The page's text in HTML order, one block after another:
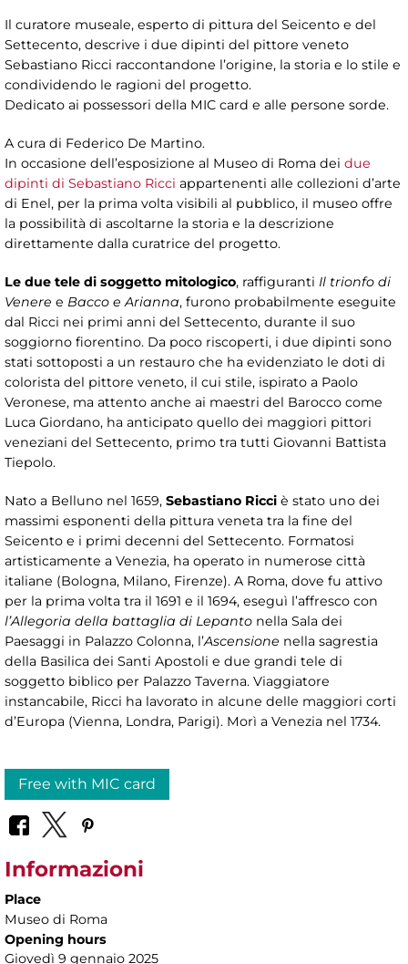
Il curatore museale, esperto di pittura del Seicento e del
Settecento, descrive i due dipinti del pittore veneto
Sebastiano Ricci raccontandone l’origine, la storia e lo stile e
condividendo le ragioni del progetto.
Dedicato ai possessori della MIC card e alle persone sorde.
A cura di Federico De Martino.
In occasione dell’esposizione al Museo di Roma dei due
dipinti di Sebastiano Ricci appartenenti alle collezioni d’arte
di Enel, per la prima volta visibili al pubblico, il museo offre
la possibilità di ascoltarne la storia e la descrizione
direttamente dalla curatrice del progetto.
Le due tele di soggetto mitologico, raffiguranti Il trionfo di
Venere e Bacco e Arianna, furono probabilmente eseguite
dal Ricci nei primi anni del Settecento, durante il suo
soggiorno fiorentino. Da poco riscoperti, i due dipinti sono
stati sottoposti a un restauro che ha evidenziato le doti di
colorista del pittore veneto, il cui stile, ispirato a Paolo
Veronese, ma attento anche ai maestri del Barocco come
Luca Giordano, ha anticipato quello dei maggiori pittori
veneziani del Settecento, primo tra tutti Giovanni Battista
Tiepolo.
Nato a Belluno nel 1659, Sebastiano Ricci è stato uno dei
massimi esponenti della pittura veneta tra la fine del
Seicento e i primi decenni del Settecento. Formatosi
artisticamente a Venezia, ha operato in numerose città
italiane (Bologna, Milano, Firenze). A Roma, dove fu attivo
per la prima volta tra il 1691 e il 1694, eseguì l’affresco con
l’Allegoria della battaglia di Lepanto nella Sala dei
Paesaggi in Palazzo Colonna, l’Ascensione nella sagrestia
della Basilica dei Santi Apostoli e due grandi tele di
soggetto biblico per Palazzo Taverna. Viaggiatore
instancabile, Ricci ha lavorato in alcune delle maggiori corti
d’Europa (Vienna, Londra, Parigi). Morì a Venezia nel 1734.
Free with MIC card
Informazioni
Place
Museo di Roma
Opening hours
Giovedì 9 gennaio 2025